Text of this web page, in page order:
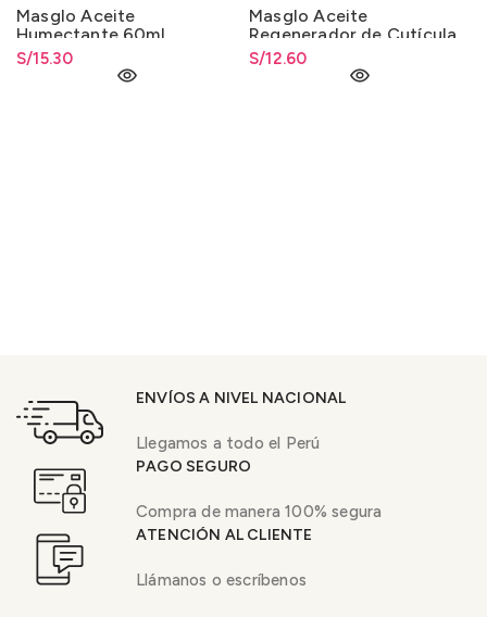
Masglo Aceite
Humectante 60ml.
S/15.30
Masglo Aceite
Regenerador de Cutícula
23ml.
S/12.60
ENVÍOS A NIVEL NACIONAL
Llegamos a todo el Perú
PAGO SEGURO
Compra de manera 100% segura
ATENCIÓN AL CLIENTE
Llámanos o escríbenos